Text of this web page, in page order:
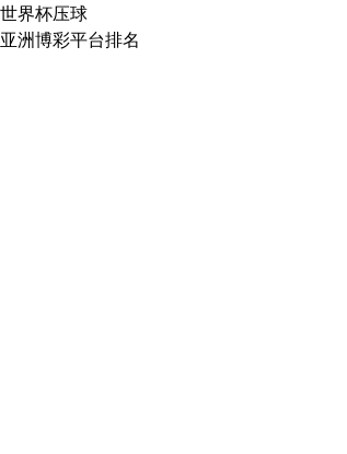
世界杯压球
亚洲博彩平台排名